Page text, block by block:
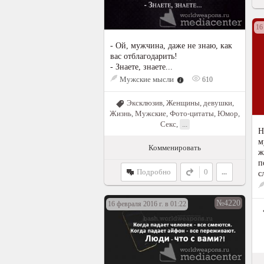
- Ой, мужчина, даже не знаю, как
вас отблагодарить!
- Знаете, знаете...
Мужские мысли
610
Эксклюзив, Женщины, девушки,
Жизнь, Мужские, Фото-цитаты, Юмор,
Секс, ...
Комменировать
Подробно 0 ...
16 февраля 2016 г. в 01:22 №4220